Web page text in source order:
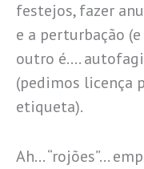
festejos, fazer
e a perturbação
outro é….
(pedimos licença
etiqueta).
Ah… “rojões”…